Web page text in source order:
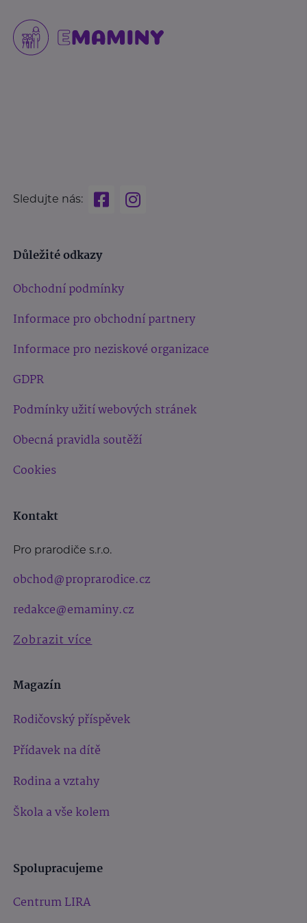
Sledujte nás:
Důležité odkazy
Obchodní podmínky
Informace pro obchodní partnery
Informace pro neziskové organizace
GDPR
Podmínky užití webových stránek
Obecná pravidla soutěží
Cookies
Kontakt
Pro prarodiče s.r.o.
obchod@proprarodice.cz
redakce@emaminy.cz
Zobrazit více
Magazín
Rodičovský příspěvek
Přídavek na dítě
Rodina a vztahy
Škola a vše kolem
Spolupracujeme
Centrum LIRA